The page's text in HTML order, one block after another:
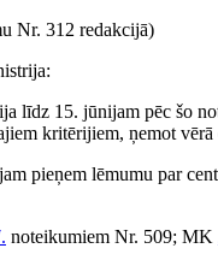
Nr. 312 redakcijā)
līdz 15. jūnijam pēc šo
kritērijiem, ņemot
pieņem lēmumu par
noteikumiem Nr. 509; MK